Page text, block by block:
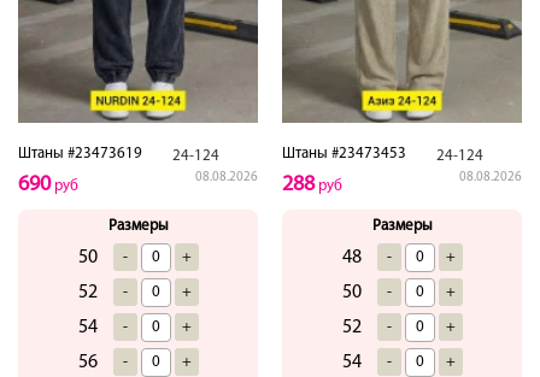
Штаны #23473619 24-124
08.08.2026
690руб
Размеры
50 - +
52 - +
54 - +
56 - +
Штаны #23473453 24-124
08.08.2026
288руб
Размеры
48 - +
50 - +
52 - +
54 - +